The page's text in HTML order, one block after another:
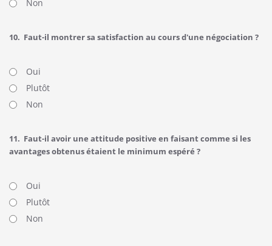
Non
10. Faut-il montrer sa satisfaction au cours d'une négociation ?
Oui
Plutôt
Non
11. Faut-il avoir une attitude positive en faisant comme si les
avantages obtenus étaient le minimum espéré ?
Oui
Plutôt
Non